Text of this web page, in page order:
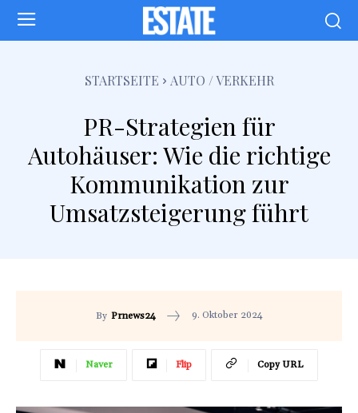
STARTSEITE AUTO / VERKEHR
PR-Strategien für
Autohäuser: Wie die richtige
Kommunikation zur
Umsatzsteigerung führt
By Prnews24 9. Oktober 2024
Naver Flip Copy URL